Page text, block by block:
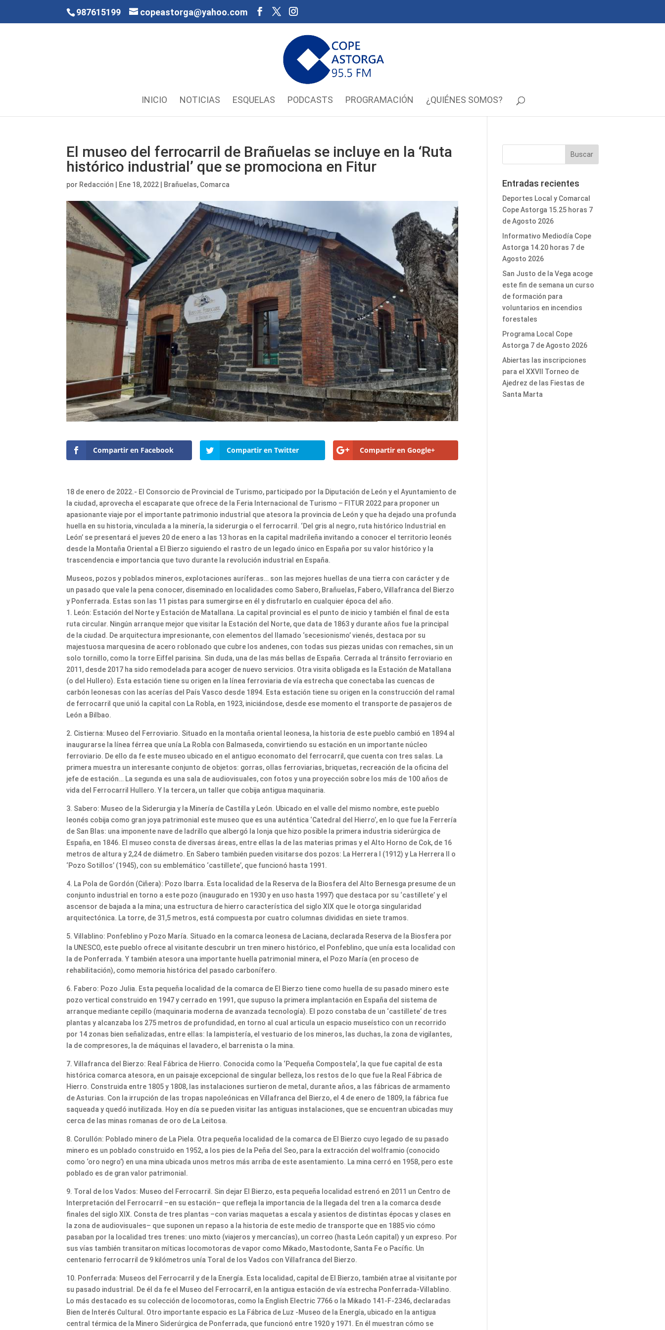
987615199 copeastorga@yahoo.com
INICIO NOTICIAS ESQUELAS PODCASTS PROGRAMACIÓN ¿QUIÉNES SOMOS?
El museo del ferrocarril de Brañuelas se incluye en la ‘Ruta
histórico industrial’ que se promociona en Fitur
por Redacción Ene 18, 2022 Brañuelas, Comarca
Compartir en Facebook Compartir en Twitter Compartir en Google+
18 de enero de 2022.- El Consorcio de Provincial de Turismo, participado por la Diputación de León y el Ayuntamiento de
la ciudad, aprovecha el escaparate que ofrece de la Feria Internacional de Turismo – FITUR 2022 para proponer un
apasionante viaje por el importante patrimonio industrial que atesora la provincia de León y que ha dejado una profunda
huella en su historia, vinculada a la minería, la siderurgia o el ferrocarril. ‘Del gris al negro, ruta histórico Industrial en
León’ se presentará el jueves 20 de enero a las 13 horas en la capital madrileña invitando a conocer el territorio leonés
desde la Montaña Oriental a El Bierzo siguiendo el rastro de un legado único en España por su valor histórico y la
trascendencia e importancia que tuvo durante la revolución industrial en España.
Museos, pozos y poblados mineros, explotaciones auríferas… son las mejores huellas de una tierra con carácter y de
un pasado que vale la pena conocer, diseminado en localidades como Sabero, Brañuelas, Fabero, Villafranca del Bierzo
y Ponferrada. Estas son las 11 pistas para sumergirse en él y disfrutarlo en cualquier época del año.
1. León: Estación del Norte y Estación de Matallana. La capital provincial es el punto de inicio y también el final de esta
ruta circular. Ningún arranque mejor que visitar la Estación del Norte, que data de 1863 y durante años fue la principal
de la ciudad. De arquitectura impresionante, con elementos del llamado ‘secesionismo’ vienés, destaca por su
majestuosa marquesina de acero roblonado que cubre los andenes, con todas sus piezas unidas con remaches, sin un
solo tornillo, como la torre Eiffel parisina. Sin duda, una de las más bellas de España. Cerrada al tránsito ferroviario en
2011, desde 2017 ha sido remodelada para acoger de nuevo servicios. Otra visita obligada es la Estación de Matallana
(o del Hullero). Esta estación tiene su origen en la línea ferroviaria de vía estrecha que conectaba las cuencas de
carbón leonesas con las acerías del País Vasco desde 1894. Esta estación tiene su origen en la construcción del ramal
de ferrocarril que unió la capital con La Robla, en 1923, iniciándose, desde ese momento el transporte de pasajeros de
León a Bilbao.
2. Cistierna: Museo del Ferroviario. Situado en la montaña oriental leonesa, la historia de este pueblo cambió en 1894 al
inaugurarse la línea férrea que unía La Robla con Balmaseda, convirtiendo su estación en un importante núcleo
ferroviario. De ello da fe este museo ubicado en el antiguo economato del ferrocarril, que cuenta con tres salas. La
primera muestra un interesante conjunto de objetos: gorras, ollas ferroviarias, briquetas, recreación de la oficina del
jefe de estación… La segunda es una sala de audiovisuales, con fotos y una proyección sobre los más de 100 años de
vida del Ferrocarril Hullero. Y la tercera, un taller que cobija antigua maquinaria.
3. Sabero: Museo de la Siderurgia y la Minería de Castilla y León. Ubicado en el valle del mismo nombre, este pueblo
leonés cobija como gran joya patrimonial este museo que es una auténtica ‘Catedral del Hierro’, en lo que fue la Ferrería
de San Blas: una imponente nave de ladrillo que albergó la lonja que hizo posible la primera industria siderúrgica de
España, en 1846. El museo consta de diversas áreas, entre ellas la de las materias primas y el Alto Horno de Cok, de 16
metros de altura y 2,24 de diámetro. En Sabero también pueden visitarse dos pozos: La Herrera I (1912) y La Herrera II o
‘Pozo Sotillos’ (1945), con su emblemático ‘castillete’, que funcionó hasta 1991.
4. La Pola de Gordón (Ciñera): Pozo Ibarra. Esta localidad de la Reserva de la Biosfera del Alto Bernesga presume de un
conjunto industrial en torno a este pozo (inaugurado en 1930 y en uso hasta 1997) que destaca por su ‘castillete’ y el
ascensor de bajada a la mina; una estructura de hierro característica del siglo XIX que le otorga singularidad
arquitectónica. La torre, de 31,5 metros, está compuesta por cuatro columnas divididas en siete tramos.
5. Villablino: Ponfeblino y Pozo María. Situado en la comarca leonesa de Laciana, declarada Reserva de la Biosfera por
la UNESCO, este pueblo ofrece al visitante descubrir un tren minero histórico, el Ponfeblino, que unía esta localidad con
la de Ponferrada. Y también atesora una importante huella patrimonial minera, el Pozo María (en proceso de
rehabilitación), como memoria histórica del pasado carbonífero.
6. Fabero: Pozo Julia. Esta pequeña localidad de la comarca de El Bierzo tiene como huella de su pasado minero este
pozo vertical construido en 1947 y cerrado en 1991, que supuso la primera implantación en España del sistema de
arranque mediante cepillo (maquinaria moderna de avanzada tecnología). El pozo constaba de un ‘castillete’ de tres
plantas y alcanzaba los 275 metros de profundidad, en torno al cual articula un espacio museístico con un recorrido
por 14 zonas bien señalizadas, entre ellas: la lampistería, el vestuario de los mineros, las duchas, la zona de vigilantes,
la de compresores, la de máquinas el lavadero, el barrenista o la mina.
7. Villafranca del Bierzo: Real Fábrica de Hierro. Conocida como la ‘Pequeña Compostela’, la que fue capital de esta
histórica comarca atesora, en un paisaje excepcional de singular belleza, los restos de lo que fue la Real Fábrica de
Hierro. Construida entre 1805 y 1808, las instalaciones surtieron de metal, durante años, a las fábricas de armamento
de Asturias. Con la irrupción de las tropas napoleónicas en Villafranca del Bierzo, el 4 de enero de 1809, la fábrica fue
saqueada y quedó inutilizada. Hoy en día se pueden visitar las antiguas instalaciones, que se encuentran ubicadas muy
cerca de las minas romanas de oro de La Leitosa.
8. Corullón: Poblado minero de La Piela. Otra pequeña localidad de la comarca de El Bierzo cuyo legado de su pasado
minero es un poblado construido en 1952, a los pies de la Peña del Seo, para la extracción del wolframio (conocido
como ‘oro negro’) en una mina ubicada unos metros más arriba de este asentamiento. La mina cerró en 1958, pero este
poblado es de gran valor patrimonial.
9. Toral de los Vados: Museo del Ferrocarril. Sin dejar El Bierzo, esta pequeña localidad estrenó en 2011 un Centro de
Interpretación del Ferrocarril –en su estación– que refleja la importancia de la llegada del tren a la comarca desde
finales del siglo XIX. Consta de tres plantas –con varias maquetas a escala y asientos de distintas épocas y clases en
la zona de audiovisuales– que suponen un repaso a la historia de este medio de transporte que en 1885 vio cómo
pasaban por la localidad tres trenes: uno mixto (viajeros y mercancías), un correo (hasta León capital) y un expreso. Por
sus vías también transitaron míticas locomotoras de vapor como Mikado, Mastodonte, Santa Fe o Pacífic. Un
centenario ferrocarril de 9 kilómetros unía Toral de los Vados con Villafranca del Bierzo.
10. Ponferrada: Museos del Ferrocarril y de la Energía. Esta localidad, capital de El Bierzo, también atrae al visitante por
su pasado industrial. De él da fe el Museo del Ferrocarril, en la antigua estación de vía estrecha Ponferrada-Villablino.
Lo más destacado es su colección de locomotoras, como la English Electric 7766 o la Mikado 141-F-2346, declaradas
Bien de Interés Cultural. Otro importante espacio es La Fábrica de Luz -Museo de la Energía, ubicado en la antigua
central térmica de la Minero Siderúrgica de Ponferrada, que funcionó entre 1920 y 1971. En él muestran cómo se
Entradas recientes
Deportes Local y Comarcal
Cope Astorga 15.25 horas 7
de Agosto 2026
Informativo Mediodía Cope
Astorga 14.20 horas 7 de
Agosto 2026
San Justo de la Vega acoge
este fin de semana un curso
de formación para
voluntarios en incendios
forestales
Programa Local Cope
Astorga 7 de Agosto 2026
Abiertas las inscripciones
para el XXVII Torneo de
Ajedrez de las Fiestas de
Santa Marta